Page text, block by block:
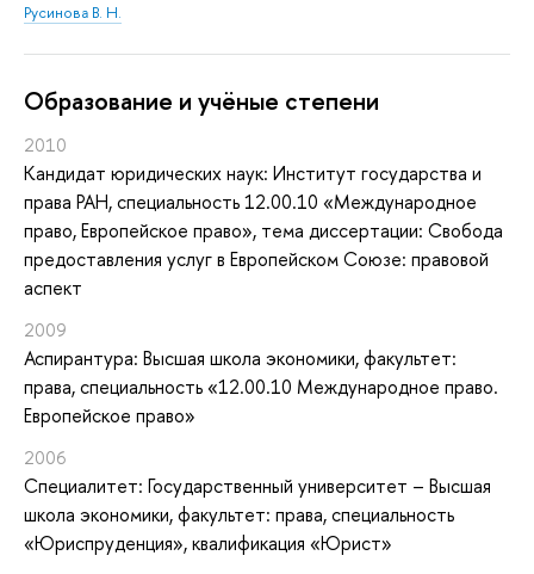
Русинова В. Н.
Oбразование и учёные степени
2010
Кандидат юридических наук: Институт государства и
права РАН, специальность 12.00.10 «Международное
право, Европейское право», тема диссертации: Свобода
предоставления услуг в Европейском Союзе: правовой
аспект
2009
Аспирантура: Высшая школа экономики, факультет:
права, специальность «12.00.10 Международное право.
Европейское право»
2006
Специалитет: Государственный университет – Высшая
школа экономики, факультет: права, специальность
«Юриспруденция», квалификация «Юрист»